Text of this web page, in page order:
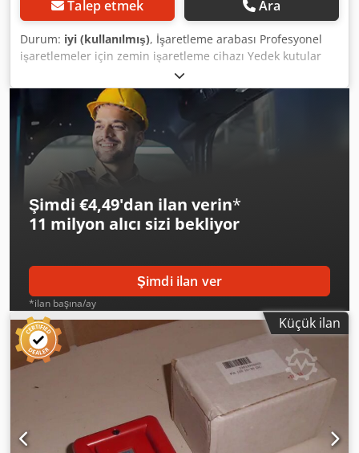
Talep etmek Ara
Durum: iyi (kullanılmış), İşaretleme arabası Profesyonel
işaretlemeler için zemin işaretleme cihazı Yedek kutular
için tutucu, işaretleme cihazı dahil Perfect Striper Dkjdpfx
Aet Apm Ael Njr -Üretici: A.M.P.E.R.E., Zemin işaretleme
cihazı İşaretleme cihazı Super-Striper -Şerit genişliği:
yaklaşık 3 - 10 cm -Miktar: 3x işaretleme cihazı mevcuttur -
Fiyat: parça başına -Boyut: 880/340/H835 mm -Ağırlık: 6
kg/adet.
Şimdi €4,49'dan ilan verin*
11 milyon alıcı sizi bekliyor
Şimdi ilan ver
*ilan başına/ay
Küçük ilan